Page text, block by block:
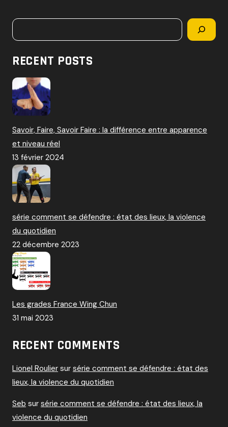
r
Rechercher
RECENT POSTS
Savoir, Faire, Savoir Faire : la différence entre apparence
et niveau réel
13 février 2024
série comment se défendre : état des lieux, la violence
du quotidien
22 décembre 2023
Les grades France Wing Chun
31 mai 2023
RECENT COMMENTS
Lionel Roulier sur série comment se défendre : état des
lieux, la violence du quotidien
Seb sur série comment se défendre : état des lieux, la
violence du quotidien